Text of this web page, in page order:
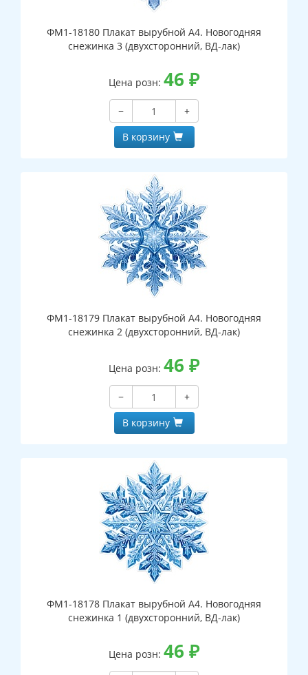
ФМ1-18180 Плакат вырубной А4. Новогодняя
снежинка 3 (двухсторонний, ВД-лак)
Цена розн: 46 ₽
−
+
В корзину
ФМ1-18179 Плакат вырубной А4. Новогодняя
снежинка 2 (двухсторонний, ВД-лак)
Цена розн: 46 ₽
−
+
В корзину
ФМ1-18178 Плакат вырубной А4. Новогодняя
снежинка 1 (двухсторонний, ВД-лак)
Цена розн: 46 ₽